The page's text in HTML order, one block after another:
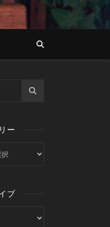
ー
ブ